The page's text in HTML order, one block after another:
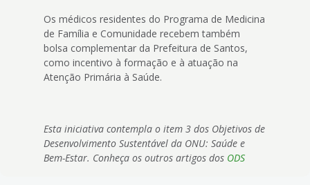
Os médicos residentes do Programa de Medicina
de Família e Comunidade recebem também
bolsa complementar da Prefeitura de Santos,
como incentivo à formação e à atuação na
Atenção Primária à Saúde.
Esta iniciativa contempla o item 3 dos Objetivos de
Desenvolvimento Sustentável da ONU: Saúde e
Bem-Estar. Conheça os outros artigos dos ODS